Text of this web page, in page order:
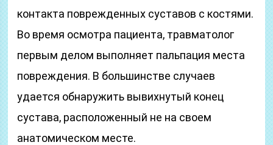
контакта поврежденных суставов с костями.
Во время осмотра пациента, травматолог
первым делом выполняет пальпация места
повреждения. В большинстве случаев
удается обнаружить вывихнутый конец
сустава, расположенный не на своем
анатомическом месте.